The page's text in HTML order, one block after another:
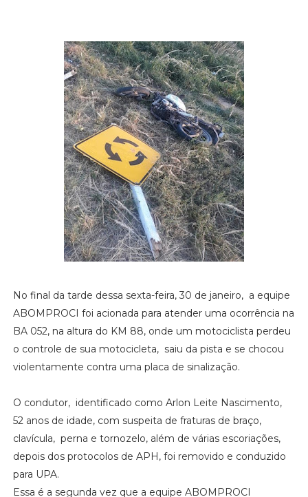
No final da tarde dessa sexta-feira, 30 de janeiro, a equipe
ABOMPROCI foi acionada para atender uma ocorrência na
BA 052, na altura do KM 88, onde um motociclista perdeu
o controle de sua motocicleta, saiu da pista e se chocou
violentamente contra uma placa de sinalização.
O condutor, identificado como Arlon Leite Nascimento,
52 anos de idade, com suspeita de fraturas de braço,
clavícula, perna e tornozelo, além de várias escoriações,
depois dos protocolos de APH, foi removido e conduzido
para UPA.
Essa é a segunda vez que a equipe ABOMPROCI